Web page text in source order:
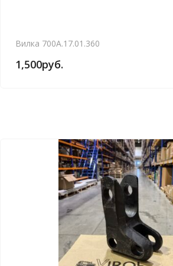
Вилка 700А.17.01.360
1,500руб.